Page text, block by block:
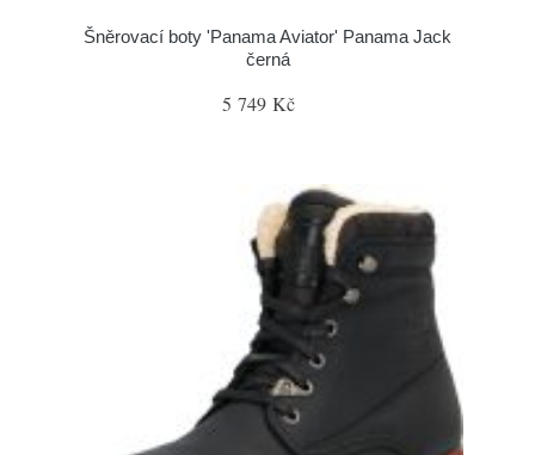
Šněrovací boty 'Panama Aviator' Panama Jack
černá
5 749 Kč